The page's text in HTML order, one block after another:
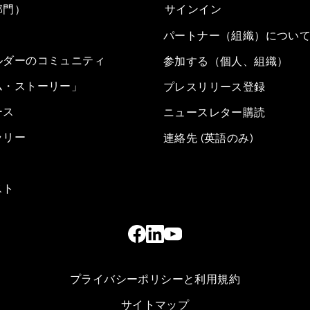
）
ーのコミュニティ
ストーリー」
リー
サインイン
パートナー（組織）につい
参加する（個人、組織）
プレスリリース登録
ニュースレター購読
連絡先 (英語のみ)
プライバシーポリシーと利用規約
サイトマップ